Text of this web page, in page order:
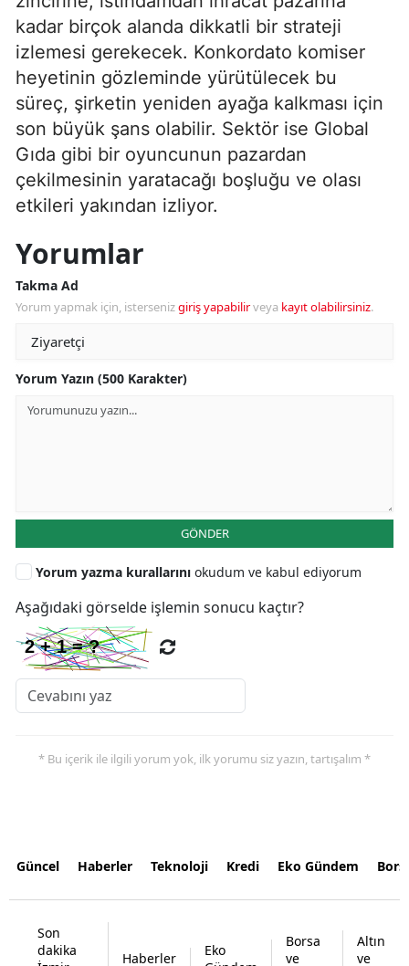
kadar birçok alanda dikkatli bir strateji
izlemesi gerekecek. Konkordato komiser
heyetinin gözleminde yürütülecek bu
süreç, şirketin yeniden ayağa kalkması için
son büyük şans olabilir. Sektör ise Global
Gıda gibi bir oyuncunun pazardan
çekilmesinin yaratacağı boşluğu ve olası
etkileri yakından izliyor.
Yorumlar
Takma Ad
Yorum yapmak için, istersenizgiriş yapabilirveya kayıt olabilirsiniz.
Yorum Yazın (500 Karakter)
GÖNDER
Yorum yazma kurallarını okudum ve kabul ediyorum
Aşağıdaki görselde işlemin sonucu kaçtır?
* Bu içerik ile ilgili yorum yok, ilk yorumu siz yazın, tartışalım *
Güncel Haberler Teknoloji Kredi Eko Gündem
Son
dakika
Haberler
Eko
Borsa
ve
Altın
ve